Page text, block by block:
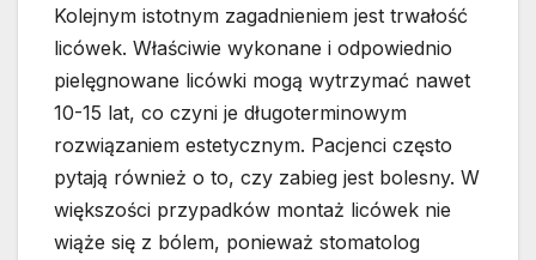
Kolejnym istotnym zagadnieniem jest trwałość
licówek. Właściwie wykonane i odpowiednio
pielęgnowane licówki mogą wytrzymać nawet
10-15 lat, co czyni je długoterminowym
rozwiązaniem estetycznym. Pacjenci często
pytają również o to, czy zabieg jest bolesny. W
większości przypadków montaż licówek nie
wiąże się z bólem, ponieważ stomatolog